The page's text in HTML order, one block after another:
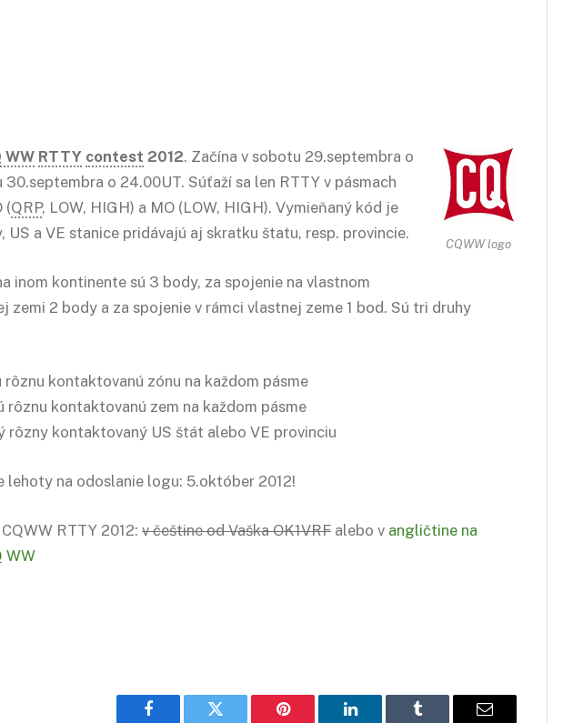
CQWW logo
WW RTTY contest 2012. Začína v sobotu 29.septembra o
o 24.00UT. Súťaží sa len RTTY v pásmach
(QRP, LOW, HIGH) a MO (LOW, HIGH). Vymieňaný kód je
US a VE stanice pridávajú aj skratku štatu, resp. provincie.
inom kontinente sú 3 body, za spojenie na vlastnom
zemi 2 body a za spojenie v rámci vlastnej zeme 1 bod. Sú tri druhy
rôznu kontaktovanú zónu na každom pásme
rôznu kontaktovanú zem na každom pásme
rôzny kontaktovaný US štát alebo VE provinciu
lehoty na odoslanie logu: 5.október 2012!
RTTY 2012: v češtine od Vaška OK1VRF alebo v angličtine na
WW